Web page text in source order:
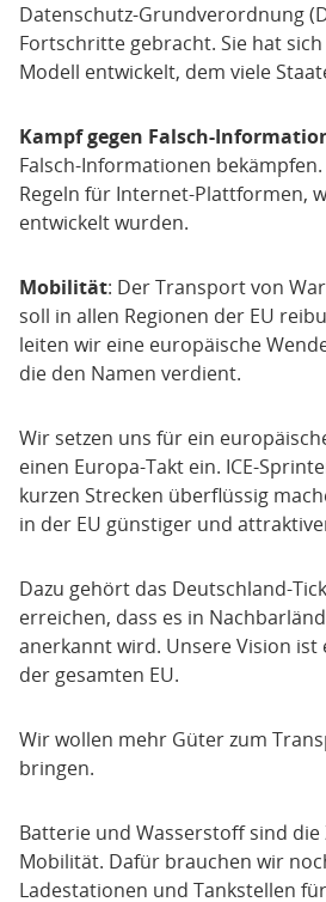
Datenschutz-Grundverordnung
Fortschritte gebracht. Sie hat
Modell entwickelt, dem viele
Kampf gegen Falsch-
Falsch-Informationen
Regeln für Internet-Plattformen,
entwickelt wurden.
Mobilität: Der Transport von
soll in allen Regionen der EU
leiten wir eine europäische
die den Namen verdient.
Wir setzen uns für ein
einen Europa-Takt ein. ICE-
kurzen Strecken überflüssig
in der EU günstiger und
Dazu gehört das Deutschland-
erreichen, dass es in
anerkannt wird. Unsere Vision ist
der gesamten EU.
Wir wollen mehr Güter zum
bringen.
Batterie und Wasserstoff sind
Mobilität. Dafür brauchen wir
Ladestationen und Tankstellen